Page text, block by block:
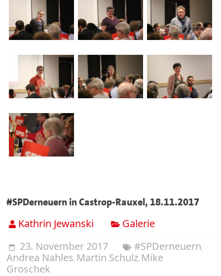
#SPDerneuern in Castrop-Rauxel, 18.11.2017
Kathrin Jewanski
Galerie
23. November 2017
#SPDerneuern,
Andrea Nahles, Martin Schulz, Mike
Groschek